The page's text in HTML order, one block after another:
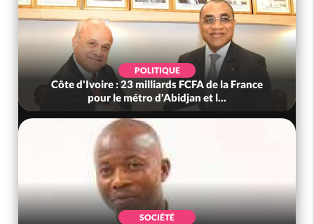
POLITIQUE
Côte d'Ivoire : 23 milliards FCFA de la France
pour le métro d'Abidjan et l...
SOCIÉTÉ